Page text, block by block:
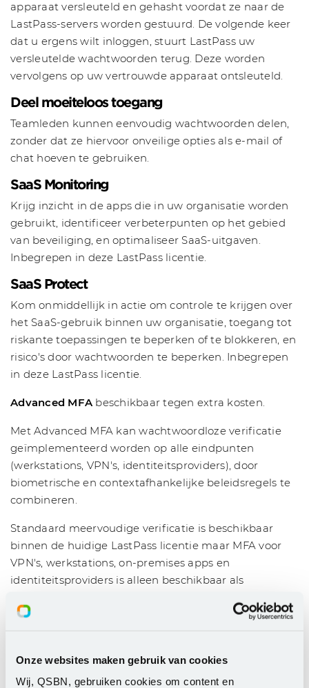
Onze websites maken gebruik van cookies
Wij, QSBN, gebruiken cookies om content en
apparaat versleuteld en gehasht voordat ze naar de
LastPass-servers worden gestuurd. De volgende keer
dat u ergens wilt inloggen, stuurt LastPass uw
versleutelde wachtwoorden terug. Deze worden
vervolgens op uw vertrouwde apparaat ontsleuteld.
Deel moeiteloos toegang
Teamleden kunnen eenvoudig wachtwoorden delen,
zonder dat ze hiervoor onveilige opties als e-mail of
chat hoeven te gebruiken.
SaaS Monitoring
Krijg inzicht in de apps die in uw organisatie worden
gebruikt, identificeer verbeterpunten op het gebied
van beveiliging, en optimaliseer SaaS-uitgaven.
Inbegrepen in deze LastPass licentie.
SaaS Protect
Kom onmiddellijk in actie om controle te krijgen over
het SaaS-gebruik binnen uw organisatie, toegang tot
riskante toepassingen te beperken of te blokkeren, en
risico's door wachtwoorden te beperken. Inbegrepen
in deze LastPass licentie.
Advanced MFAbeschikbaar tegen extra kosten.
Met Advanced MFA kan wachtwoordloze verificatie
geïmplementeerd worden op alle eindpunten
(werkstations, VPN's, identiteitsproviders), door
biometrische en contextafhankelijke beleidsregels te
combineren.
Standaard meervoudige verificatie is beschikbaar
binnen de huidige LastPass licentie maar MFA voor
VPN's, werkstations, on-premises apps en
identiteitsproviders is alleen beschikbaar als
Gratis twee weken op proef
tools om het gebruik van een wachtwoordmanager
eenvoudig te maken. Start op aanvraag jouw gratis